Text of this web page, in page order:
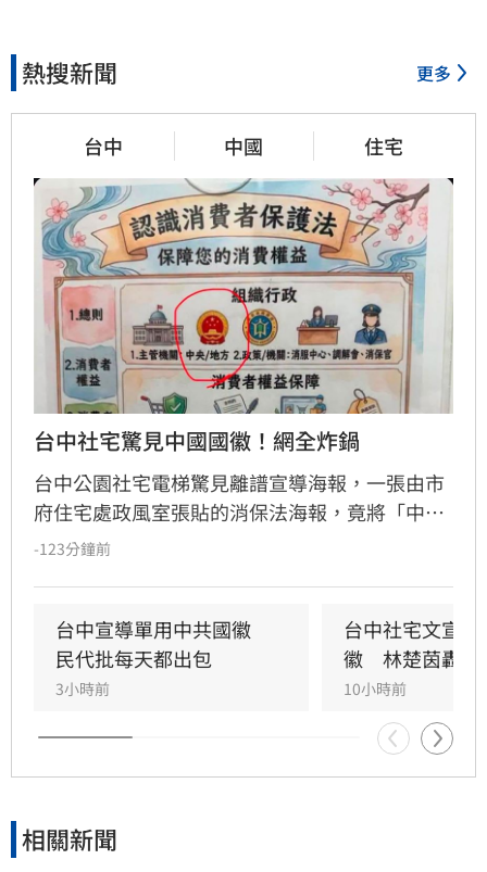
熱搜新聞 更多
台中 中國 住宅
台中社宅驚見中國國徽！網全炸鍋
台中公園社宅電梯驚見離譜宣導海報，一張由市
府住宅處政風室張貼的消保法海報，竟將「中央
機關」圖示誤植為中國國徽，五星圖樣引發民眾
程處6日緊急滅火，坦承是內部人員使用AI製圖卻
未落實校稿釀禍，已將爭議海報全面下架並致
歉，承諾未來將嚴格審核宣導品內容，杜絕類似
-123分鐘前
台中宣導單用中共國徽
民代批每天都出包
3小時前
台中社宅文宣
徽　林楚茵轟這
10小時前
相關新聞